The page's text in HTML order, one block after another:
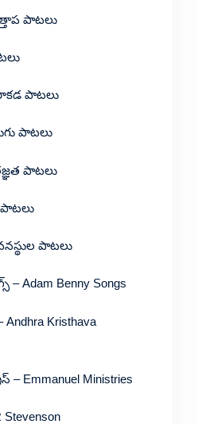
పాటలు
రాకడ పాటలు
పాటలు
పాటలు
పాటలు
Adam Benny Songs
Andhra Kristhava
Emmanuel Ministries